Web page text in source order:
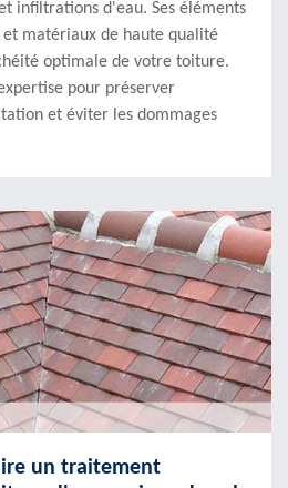
infiltrations d'eau. Ses éléments
matériaux de haute qualité
optimale de votre toiture.
pour préserver
et éviter les dommages
un traitement